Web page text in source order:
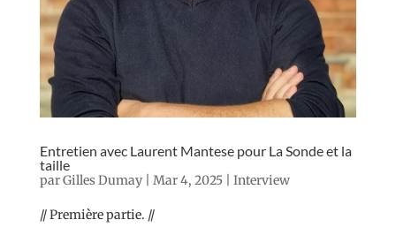
Entretien avec Laurent Mantese pour La Sonde et la
taille
parGilles Dumay| Mar 4, 2025| Interview
// Première partie. //